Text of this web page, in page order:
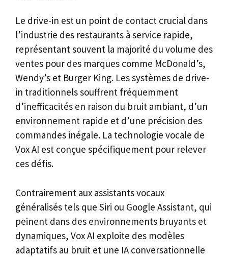
Le drive-in est un point de contact crucial dans
l’industrie des restaurants à service rapide,
représentant souvent la majorité du volume des
ventes pour des marques comme McDonald’s,
Wendy’s et Burger King. Les systèmes de drive-
in traditionnels souffrent fréquemment
d’inefficacités en raison du bruit ambiant, d’un
environnement rapide et d’une précision des
commandes inégale. La technologie vocale de
Vox AI est conçue spécifiquement pour relever
ces défis.
Contrairement aux assistants vocaux
généralisés tels que Siri ou Google Assistant, qui
peinent dans des environnements bruyants et
dynamiques, Vox AI exploite des modèles
adaptatifs au bruit et une IA conversationnelle